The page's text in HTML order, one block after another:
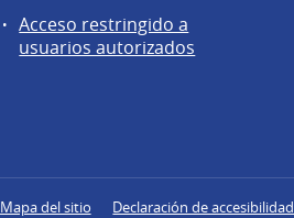
Acceso restringido a
usuarios autorizados
Mapa del sitio Declaración de accesibilidad